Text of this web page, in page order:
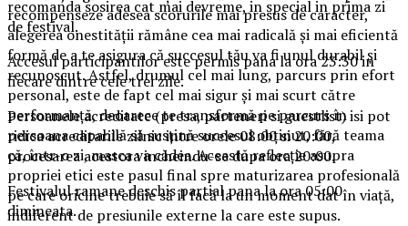
recompenseze adesea scorurile mai presus de caracter,
alegerea onestității rămâne cea mai radicală și mai eficientă
formă de a te asigura că succesul tău va fi unul durabil și
recunoscut. Astfel, drumul cel mai lung, parcurs prin efort
personal, este de fapt cel mai sigur și mai scurt către
performanță, deoarece te transformă pe parcurs în
persoana capabilă să susțină succesul obținut, fără teama
că, într-o zi, masca va cădea. Această reflecție asupra
propriei etici este pasul final spre maturizarea profesională
pe care oricine trebuie să îl facă la un moment dat în viață,
indiferent de presiunile externe la care este supus.
recomanda sosirea cat mai devreme, in special in prima zi
de festival.
Accesul participantilor este permis pana la ora 23:30 in
fiecare dintre cele trei zile.
Persoanele acreditate (presa, parteneri si guestlist) isi pot
ridica acreditarile zilnic intre orele 08:00 si 20:00,
procesarea acestora incheindu-se dupa ora 20:00.
Festivalul ramane deschis partial pana la ora 05:00
dimineata.